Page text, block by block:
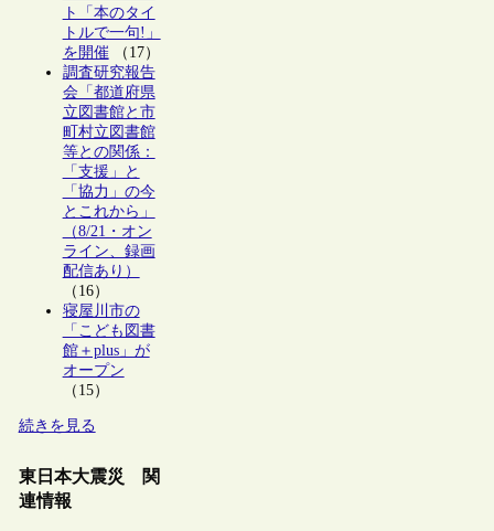
ト「本のタイ
トルで一句!」
を開催（17）
調査研究報告
会「都道府県
立図書館と市
町村立図書館
等との関係：
「支援」と
「協力」の今
とこれから」
（8/21・オン
ライン、録画
配信あり）
（16）
寝屋川市の
「こども図書
館＋plus」が
オープン
（15）
続きを見る
東日本大震災 関
連情報